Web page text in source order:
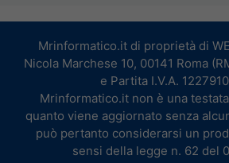
Mrinformatico.it di proprietà di
Nicola Marchese 10, 00141 Roma
e Partita I.V.A.
Mrinformatico.it non è una
quanto viene aggiornato senza
può pertanto considerarsi un
sensi della legge n. 62 del